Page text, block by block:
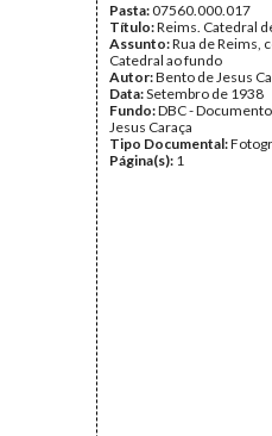
Pasta:07560.000.017
Título:Reims. Catedral
Assunto:Rua de Reims,
Catedral ao fundo
Autor:Bento de Jesus
Data:Setembro de 1938
Fundo:DBC -
Jesus Caraça
Tipo Documental:
Página(s): 1